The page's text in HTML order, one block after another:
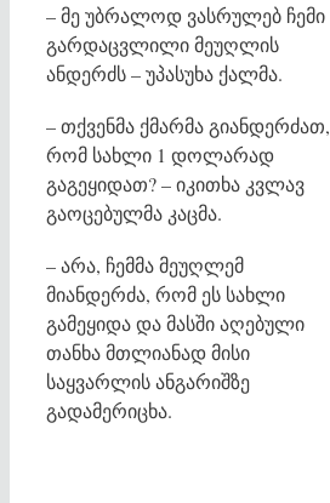
– მე უბრალოდ ვასრულებ ჩემი
გარდაცვლილი მეუღლის
ანდერძს – უპასუხა ქალმა.
– თქვენმა ქმარმა გიანდერძათ,
რომ სახლი 1 დოლარად
გაგეყიდათ? – იკითხა კვლავ
გაოცებულმა კაცმა.
– არა, ჩემმა მეუღლემ
მიანდერძა, რომ ეს სახლი
გამეყიდა და მასში აღებული
თანხა მთლიანად მისი
საყვარლის ანგარიშზე
გადამერიცხა.